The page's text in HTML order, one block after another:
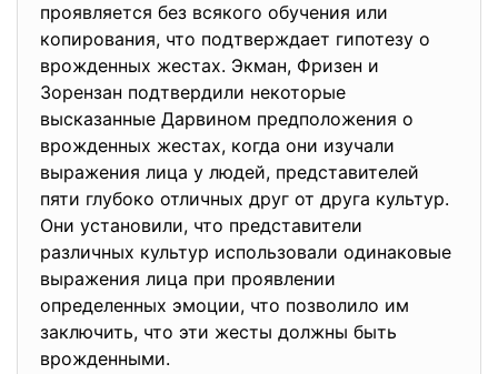
проявляется без всякого обучения или
копирования, что подтверждает гипотезу о
врожденных жестах. Экман, Фризен и
Зорензан подтвердили некоторые
высказанные Дарвином предположения о
врожденных жестах, когда они изучали
выражения лица у людей, представителей
пяти глубоко отличных друг от друга культур.
Они установили, что представители
различных культур использовали одинаковые
выражения лица при проявлении
определенных эмоции, что позволило им
заключить, что эти жесты должны быть
врожденными.